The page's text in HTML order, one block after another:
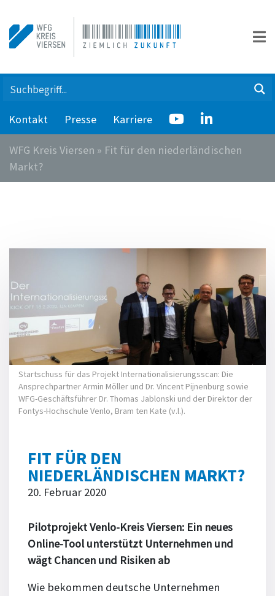
Kontakt Presse Karriere
WFG Kreis Viersen » Fit für den niederländischen
Markt?
Startschuss für das Projekt Internationalisierungsscan: Die
Ansprechpartner Armin Möller und Dr. Vincent Pijnenburg sowie
WFG-Geschäftsführer Dr. Thomas Jablonski und der Direktor der
Fontys-Hochschule Venlo, Bram ten Kate (v.l.).
FIT FÜR DEN
NIEDERLÄNDISCHEN MARKT?
20. Februar 2020
Pilotprojekt Venlo-Kreis Viersen: Ein neues
Online-Tool unterstützt Unternehmen und
wägt Chancen und Risiken ab
Wie bekommen deutsche Unternehmen